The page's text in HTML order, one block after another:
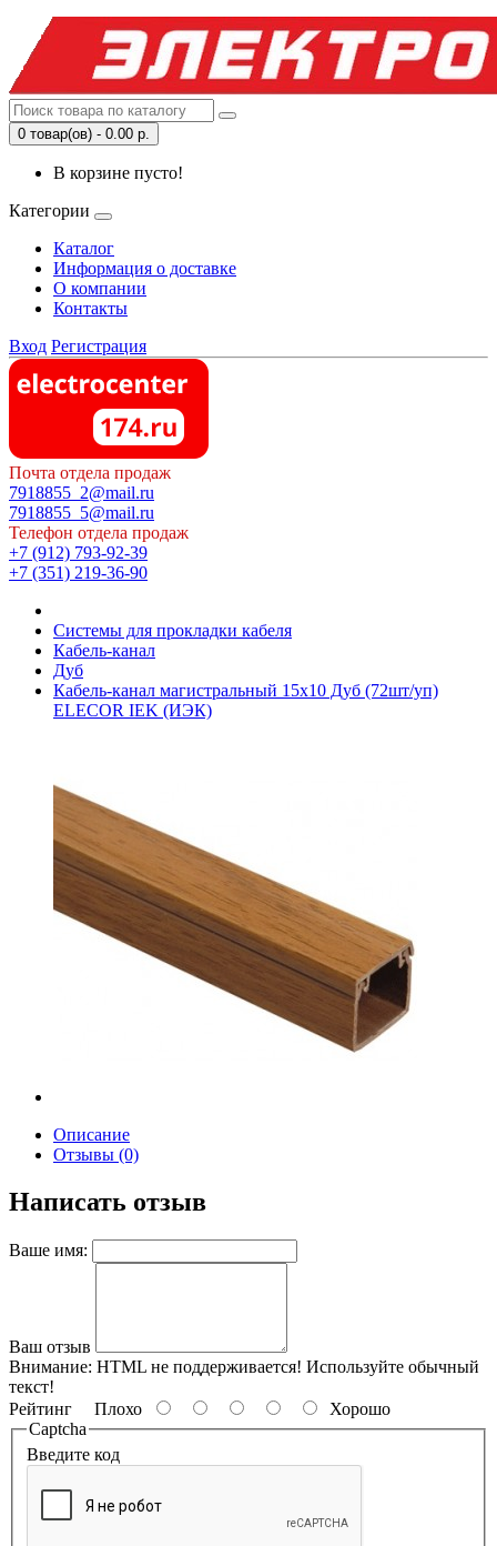
0 товар(ов) - 0.00 р.
В корзине пусто!
Категории
Каталог
Информация о доставке
О компании
Контакты
Вход Регистрация
Почта отдела продаж
7918855_2@mail.ru
7918855_5@mail.ru
Телефон отдела продаж
+7 (912) 793-92-39
+7 (351) 219-36-90
Системы для прокладки кабеля
Кабель-канал
Дуб
Кабель-канал магистральный 15х10 Дуб (72шт/уп)
ELECOR IEK (ИЭК)
Описание
Отзывы (0)
Написать отзыв
Ваше имя:
Ваш отзыв
Внимание: HTML не поддерживается! Используйте обычный
текст!
Рейтинг Плохо
Хорошо
Captcha
Введите код